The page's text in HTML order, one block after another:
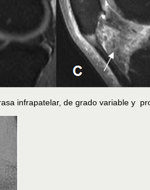
infrapatelar, de grado variable y